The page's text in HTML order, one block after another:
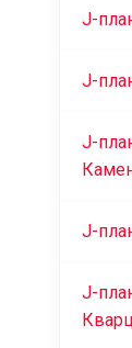
J-
J-
J-
J-
J-